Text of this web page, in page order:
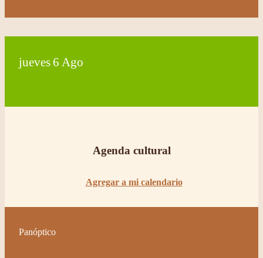
jueves 6 Ago
Agenda cultural
Agregar a mi calendario
Panóptico